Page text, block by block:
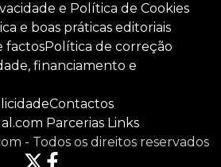
e Política de Cookies
e boas práticas editoriais
factosPolítica de correção
financiamento e
Contactos
Parcerias Links
- Todos os direitos reservados